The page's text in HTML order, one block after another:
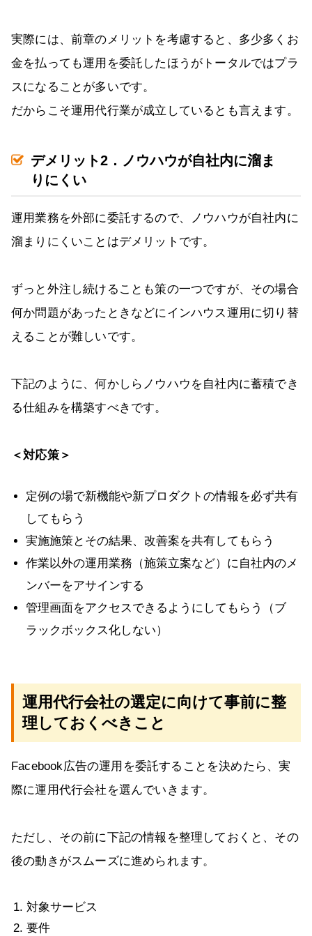
実際には、前章のメリットを考慮すると、多少多くお
金を払っても運用を委託したほうがトータルではプラ
スになることが多いです。
だからこそ運用代行業が成立しているとも言えます。
デメリット2．ノウハウが自社内に溜ま
りにくい
運用業務を外部に委託するので、ノウハウが自社内に
溜まりにくいことはデメリットです。
ずっと外注し続けることも策の一つですが、その場合
何か問題があったときなどにインハウス運用に切り替
えることが難しいです。
下記のように、何かしらノウハウを自社内に蓄積でき
る仕組みを構築すべきです。
＜対応策＞
定例の場で新機能や新プロダクトの情報を必ず共有
してもらう
実施施策とその結果、改善案を共有してもらう
作業以外の運用業務（施策立案など）に自社内のメ
ンバーをアサインする
管理画面をアクセスできるようにしてもらう（ブ
ラックボックス化しない）
運用代行会社の選定に向けて事前に整
理しておくべきこと
Facebook広告の運用を委託することを決めたら、実
際に運用代行会社を選んでいきます。
ただし、その前に下記の情報を整理しておくと、その
後の動きがスムーズに進められます。
対象サービス
要件